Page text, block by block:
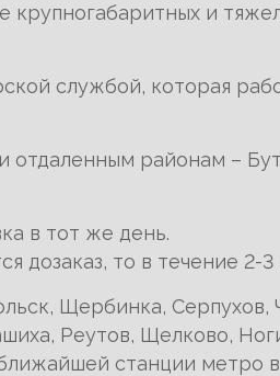
крупногабаритных и
службой, которая
отдаленным районам –
в тот же день.
дозаказ, то в течение 2-3
Щербинка, Серпухов,
Реутов, Щелково,
станции метро в